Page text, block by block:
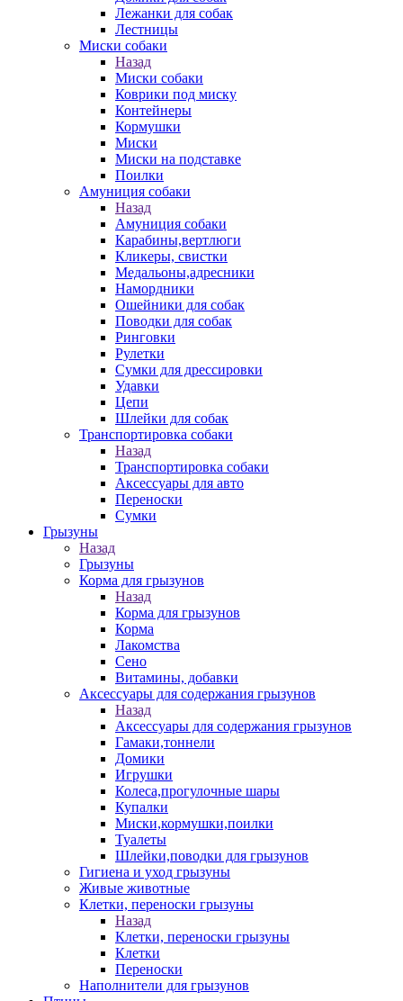
Лежанки для собак
Лестницы
Миски собаки
Назад
Миски собаки
Коврики под миску
Контейнеры
Кормушки
Миски
Миски на подставке
Поилки
Амуниция собаки
Назад
Амуниция собаки
Карабины,вертлюги
Кликеры, свистки
Медальоны,адресники
Намордники
Ошейники для собак
Поводки для собак
Ринговки
Рулетки
Сумки для дрессировки
Удавки
Цепи
Шлейки для собак
Транспортировка собаки
Назад
Транспортировка собаки
Аксессуары для авто
Переноски
Сумки
Грызуны
Назад
Грызуны
Корма для грызунов
Назад
Корма для грызунов
Корма
Лакомства
Сено
Витамины, добавки
Аксессуары для содержания грызунов
Назад
Аксессуары для содержания грызунов
Гамаки,тоннели
Домики
Игрушки
Колеса,прогулочные шары
Купалки
Миски,кормушки,поилки
Туалеты
Шлейки,поводки для грызунов
Гигиена и уход грызуны
Живые животные
Клетки, переноски грызуны
Назад
Клетки, переноски грызуны
Клетки
Переноски
Наполнители для грызунов